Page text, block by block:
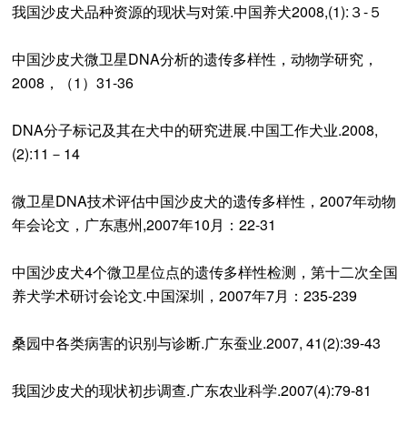
我国沙皮犬品种资源的现状与对策.中国养犬2008,(1):３-５
中国沙皮犬微卫星DNA分析的遗传多样性，动物学研究，
2008，（1）31-36
DNA分子标记及其在犬中的研究进展.中国工作犬业.2008,
(2):11－14
微卫星DNA技术评估中国沙皮犬的遗传多样性，2007年动物
年会论文，广东惠州,2007年10月：22-31
中国沙皮犬4个微卫星位点的遗传多样性检测，第十二次全国
养犬学术研讨会论文.中国深圳，2007年7月：235-239
桑园中各类病害的识别与诊断.广东蚕业.2007, 41(2):39-43
我国沙皮犬的现状初步调查.广东农业科学.2007(4):79-81